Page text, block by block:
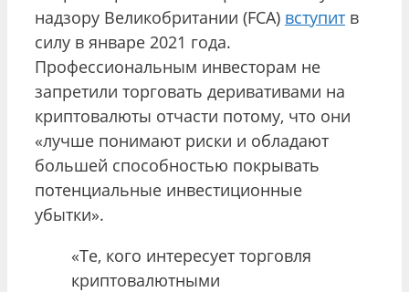
надзору Великобритании (FCA) вступит в
силу в январе 2021 года.
Профессиональным инвесторам не
запретили торговать деривативами на
криптовалюты отчасти потому, что они
«лучше понимают риски и обладают
большей способностью покрывать
потенциальные инвестиционные
убытки».
«Те, кого интересует торговля
криптовалютными